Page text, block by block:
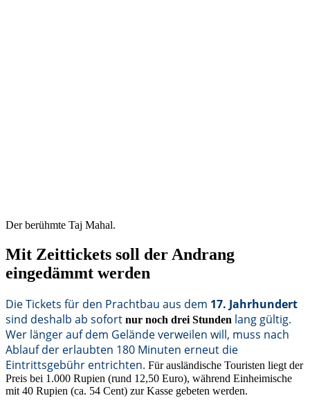
Der berühmte Taj Mahal.
Mit Zeittickets soll der Andrang
eingedämmt werden
Die Tickets für den Prachtbau aus dem 17. Jahrhundert
sind deshalb ab sofort nur noch drei Stunden lang gültig.
Wer länger auf dem Gelände verweilen will, muss nach
Ablauf der erlaubten 180 Minuten erneut die
Eintrittsgebühr entrichten. Für ausländische Touristen liegt der
Preis bei 1.000 Rupien (rund 12,50 Euro), während Einheimische
mit 40 Rupien (ca. 54 Cent) zur Kasse gebeten werden.